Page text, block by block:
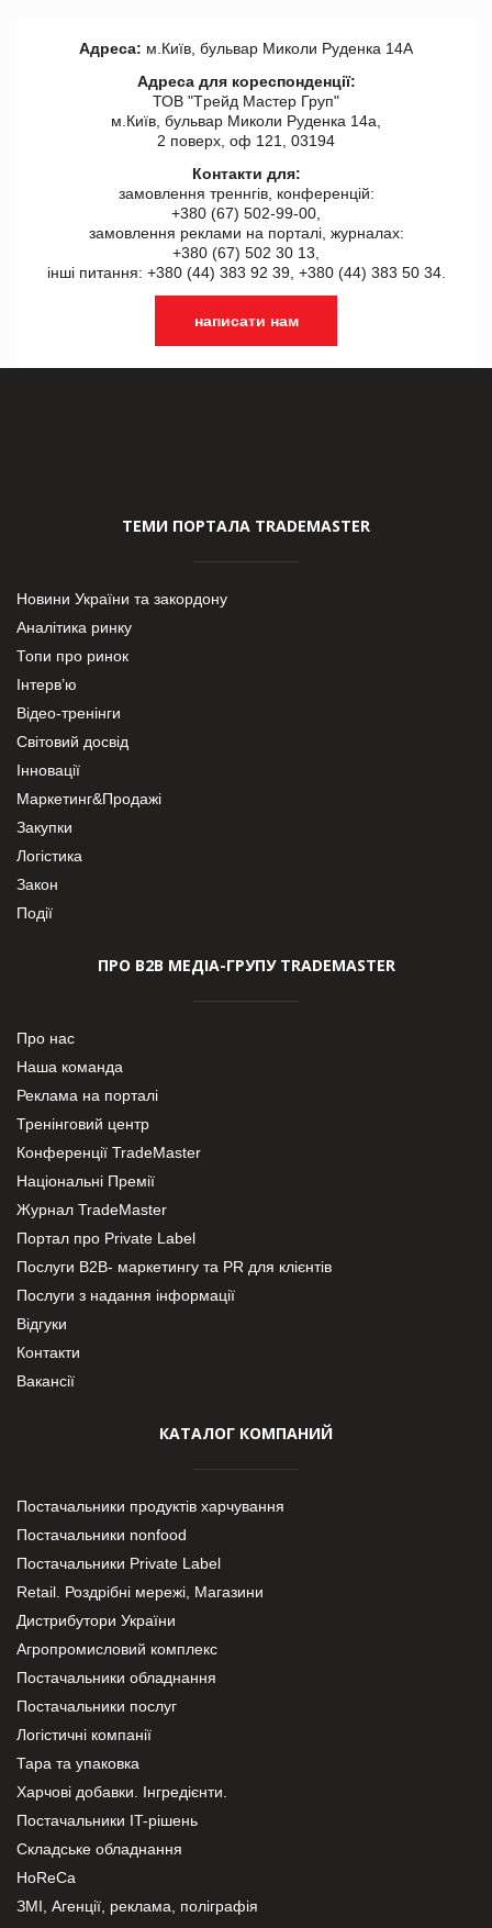
Адреса: м.Київ, бульвар Миколи Руденка 14А
Адреса для кореспонденції:
ТОВ "Tрейд Мастер Груп"
м.Київ, бульвар Миколи Руденка 14а,
2 поверх, оф 121, 03194
Контакти для:
замовлення треннгів, конференцій:
+380 (67) 502-99-00,
замовлення реклами на порталі, журналах:
+380 (67) 502 30 13,
інші питання: +380 (44) 383 92 39, +380 (44) 383 50 34.
написати нам
ТЕМИ ПОРТАЛА TRADEMASTER
Новини України та закордону
Аналітика ринку
Топи про ринок
Інтерв’ю
Відео-тренінги
Світовий досвід
Інновації
Маркетинг&Продажі
Закупки
Логістика
Закон
Події
ПРО В2В МЕДІА-ГРУПУ TRADEMASTER
Про нас
Наша команда
Реклама на порталі
Тренінговий центр
Конференції TradeMaster
Національні Премії
Журнал TradeMaster
Портал про Private Label
Послуги В2В- маркетингу та PR для клієнтів
Послуги з надання інформації
Відгуки
Контакти
Вакансії
КАТАЛОГ КОМПАНИЙ
Постачальники продуктів харчування
Постачальники nonfood
Постачальники Private Label
Retail. Роздрібні мережі, Магазини
Дистрибутори України
Агропромисловий комплекс
Постачальники обладнання
Постачальники послуг
Логістичні компанії
Тара та упаковка
Харчові добавки. Інгредієнти.
Постачальники IT-рішень
Складське обладнання
HoReCa
ЗМІ, Агенції, реклама, поліграфія